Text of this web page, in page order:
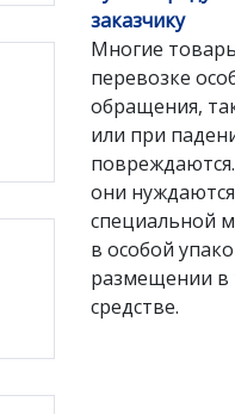
заказчику
Многие
перевозке
обращения,
или при
они
специальной
в особой
размещении в
средстве.